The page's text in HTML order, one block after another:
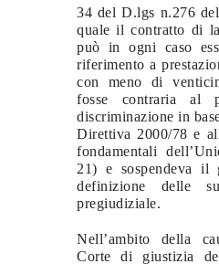
34 del D.lgs n.276
quale il contratto di
può in ogni caso
riferimento a
con meno di
fosse contraria al
discriminazione in
Direttiva 2000/78 e
fondamentali
21) e sospendeva il
definizione delle
pregiudiziale.
Nell’ambito della
Corte di giustizia